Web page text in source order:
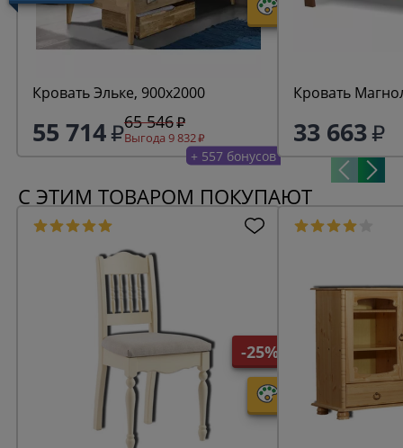
Кровать Эльке, 900х2000
55 714 65 546
Выгода 9 832
+ 557 бонусов
Кровать
33 663
С ЭТИМ ТОВАРОМ ПОКУПАЮТ
-25%